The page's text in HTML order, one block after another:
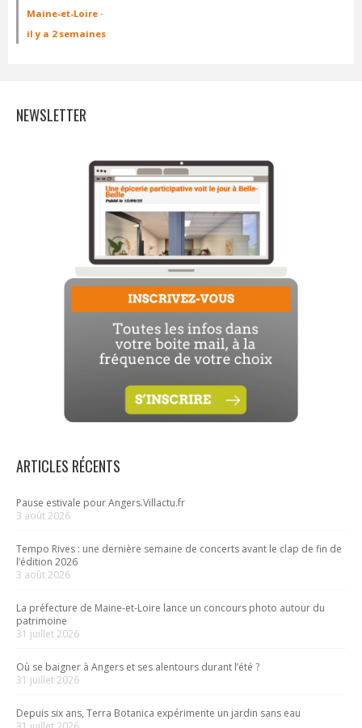
Maine-et-Loire ·
il y a 2 semaines
NEWSLETTER
ARTICLES RÉCENTS
Pause estivale pour Angers.Villactu.fr
3 août 2026
Tempo Rives : une dernière semaine de concerts avant le clap de fin de
l’édition 2026
3 août 2026
La préfecture de Maine-et-Loire lance un concours photo autour du
patrimoine
31 juillet 2026
Où se baigner à Angers et ses alentours durant l’été ?
31 juillet 2026
Depuis six ans, Terra Botanica expérimente un jardin sans eau